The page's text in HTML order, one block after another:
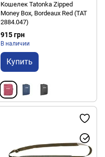
Кошелек Tatonka Zipped
Money Box, Bordeaux Red (TAT
2884.047)
915 грн
В наличии
Купить